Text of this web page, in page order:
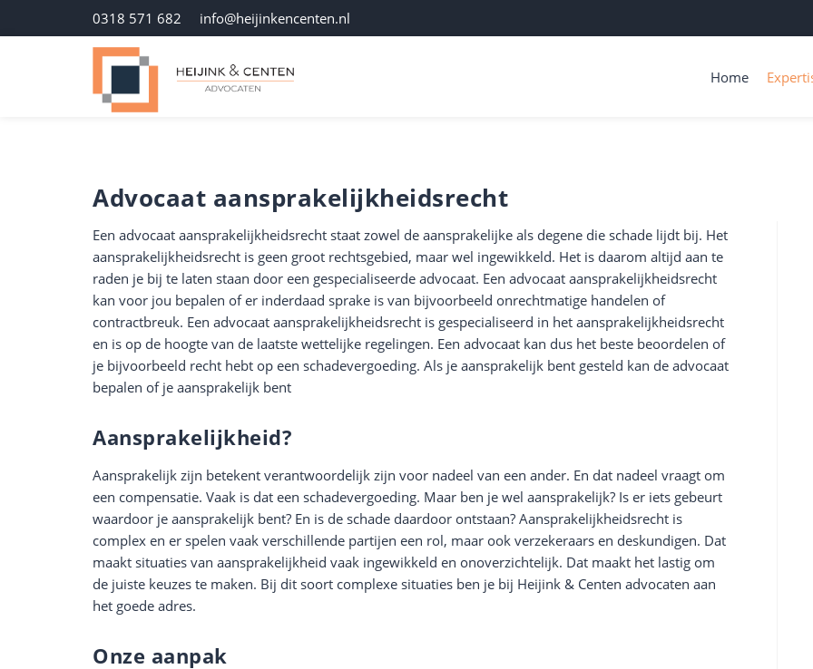
0318 571 682 info@heijinkencenten.nl
Home
Advocaat aansprakelijkheidsrecht
Een advocaat aansprakelijkheidsrecht staat zowel de aansprakelijke als degene die schade lijdt bij. Het
aansprakelijkheidsrecht is geen groot rechtsgebied, maar wel ingewikkeld. Het is daarom altijd aan te
raden je bij te laten staan door een gespecialiseerde advocaat. Een advocaat aansprakelijkheidsrecht
kan voor jou bepalen of er inderdaad sprake is van bijvoorbeeld onrechtmatige handelen of
contractbreuk. Een advocaat aansprakelijkheidsrecht is gespecialiseerd in het aansprakelijkheidsrecht
en is op de hoogte van de laatste wettelijke regelingen. Een advocaat kan dus het beste beoordelen of
je bijvoorbeeld recht hebt op een schadevergoeding. Als je aansprakelijk bent gesteld kan de advocaat
bepalen of je aansprakelijk bent
Aansprakelijkheid?
Aansprakelijk zijn betekent verantwoordelijk zijn voor nadeel van een ander. En dat nadeel vraagt om
een compensatie. Vaak is dat een schadevergoeding. Maar ben je wel aansprakelijk? Is er iets gebeurt
waardoor je aansprakelijk bent? En is de schade daardoor ontstaan? Aansprakelijkheidsrecht is
complex en er spelen vaak verschillende partijen een rol, maar ook verzekeraars en deskundigen. Dat
maakt situaties van aansprakelijkheid vaak ingewikkeld en onoverzichtelijk. Dat maakt het lastig om
de juiste keuzes te maken. Bij dit soort complexe situaties ben je bij Heijink & Centen advocaten aan
het goede adres.
Onze aanpak